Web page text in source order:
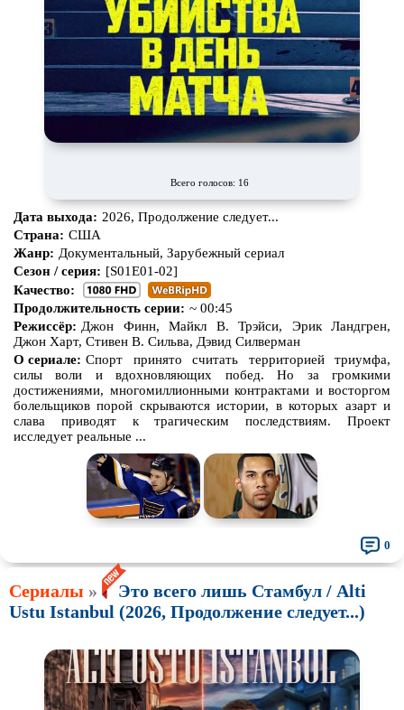
Всего голосов: 16
Дата выхода: 2026, Продолжение следует...
Страна: США
Жанр: Документальный, Зарубежный сериал
Сезон / серия: [S01E01-02]
Качество:
Продолжительность серии: ~ 00:45
Режиссёр: Джон Финн, Майкл В. Трэйси, Эрик Ландгрен,
Джон Харт, Стивен В. Сильва, Дэвид Силверман
О сериале: Спорт принято считать территорией триумфа,
силы воли и вдохновляющих побед. Но за громкими
достижениями, многомиллионными контрактами и восторгом
болельщиков порой скрываются истории, в которых азарт и
слава приводят к трагическим последствиям. Проект
исследует реальные ...
0
Сериалы »
Это всего лишь Стамбул / Alti
Ustu Istanbul (2026, Продолжение следует...)